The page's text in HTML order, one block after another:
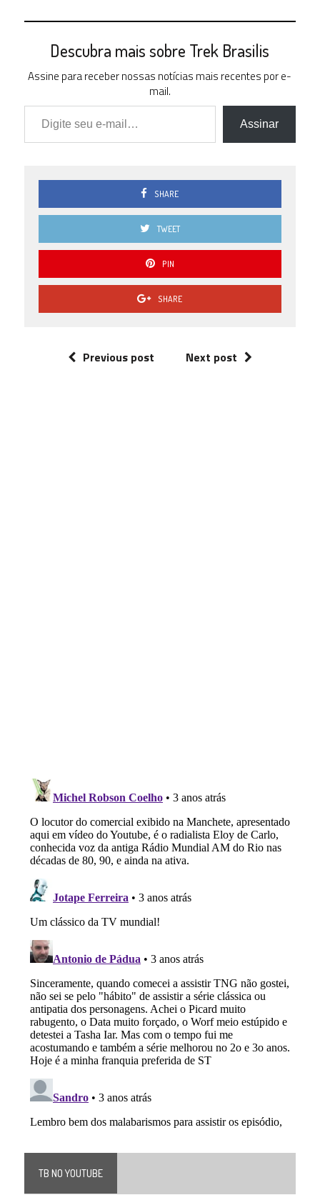
Descubra mais sobre Trek Brasilis
Assine para receber nossas notícias mais recentes por e-
mail.
Digite seu e-mail…
Assinar
SHARE
TWEET
PIN
SHARE
Previous post Next post
TB NO YOUTUBE